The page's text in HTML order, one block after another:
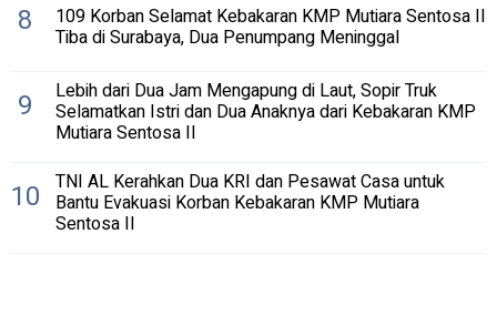
8 109 Korban Selamat Kebakaran KMP Mutiara Sentosa II
Tiba di Surabaya, Dua Penumpang Meninggal
9 Lebih dari Dua Jam Mengapung di Laut, Sopir Truk
Selamatkan Istri dan Dua Anaknya dari Kebakaran KMP
Mutiara Sentosa II
10 TNI AL Kerahkan Dua KRI dan Pesawat Casa untuk
Bantu Evakuasi Korban Kebakaran KMP Mutiara
Sentosa II